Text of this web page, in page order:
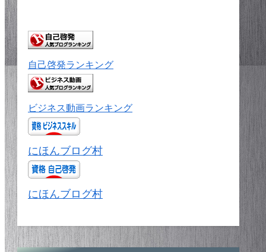
自己啓発ランキング
ビジネス動画ランキング
にほんブログ村
にほんブログ村